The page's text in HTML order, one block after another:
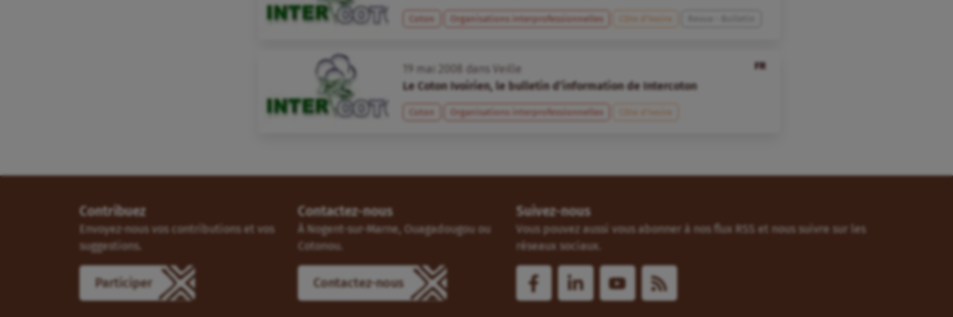
Coton Organisations interprofessionnelles Côte d’Ivoire
FR
mai dans
Veille
Le Coton Ivoirien, le bulletin d’information de Intercoton
Coton Organisations interprofessionnelles Côte d’Ivoire
Contribuez
Envoyez-nous vos contributions et vos
suggestions.
Participer
Contactez-nous
À Nogent-sur-Marne, Ouagadougou ou
Cotonou.
Contactez-nous
Suivez-nous
Vous pouvez aussi vous abonner à nos flux RSS et nous suivre sur les
réseaux sociaux.